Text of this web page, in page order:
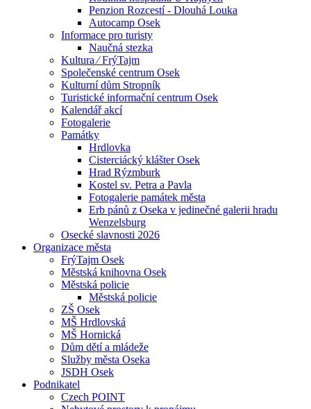
Penzion Rozcestí - Dlouhá Louka
Autocamp Osek
Informace pro turisty
Naučná stezka
Kultura ⁄ FrýTajm
Společenské centrum Osek
Kulturní dům Stropník
Turistické informační centrum Osek
Kalendář akcí
Fotogalerie
Památky
Hrdlovka
Cisterciácký klášter Osek
Hrad Rýzmburk
Kostel sv. Petra a Pavla
Fotogalerie památek města
Erb pánů z Oseka v jedinečné galerii hradu
Wenzelsburg
Osecké slavnosti 2026
Organizace města
FrýTajm Osek
Městská knihovna Osek
Městská policie
Městská policie
ZŠ Osek
MŠ Hrdlovská
MŠ Hornická
Dům dětí a mládeže
Služby města Oseka
JSDH Osek
Podnikatel
Czech POINT